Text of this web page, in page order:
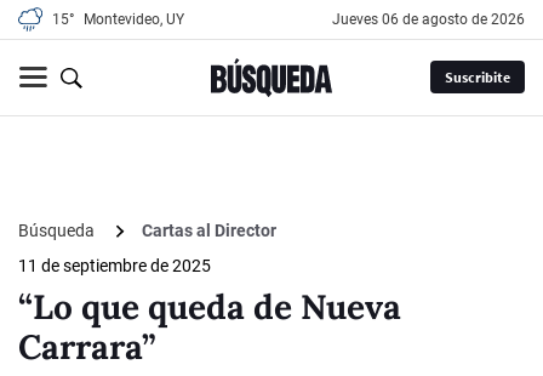
15° Montevideo, UY jueves 06 de agosto de 2026
Suscribite
Búsqueda
Cartas al Director
11 de septiembre de 2025
“Lo que queda de Nueva
Carrara”